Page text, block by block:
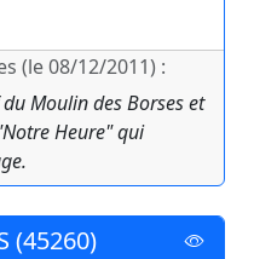
(le 08/12/2011) :
Moulin des Borses et
Heure" qui
(45260)